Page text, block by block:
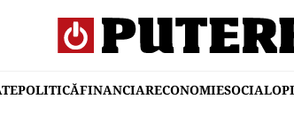
POLITICĂFINANCIARECONOMIESOCIAL